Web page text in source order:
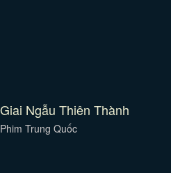
Giai Ngẫu Thiên Thành
Phim Trung Quốc